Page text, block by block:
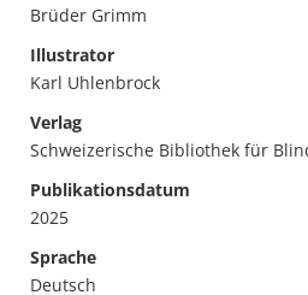
Brüder Grimm
Illustrator
Karl Uhlenbrock
Verlag
Schweizerische Bibliothek für
Publikationsdatum
2025
Sprache
Deutsch